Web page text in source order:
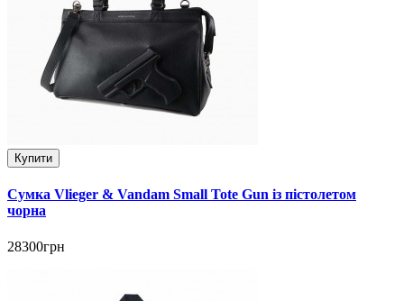
Купити
Сумка Vlieger & Vandam Small Tote Gun із пістолетом
чорна
28300грн